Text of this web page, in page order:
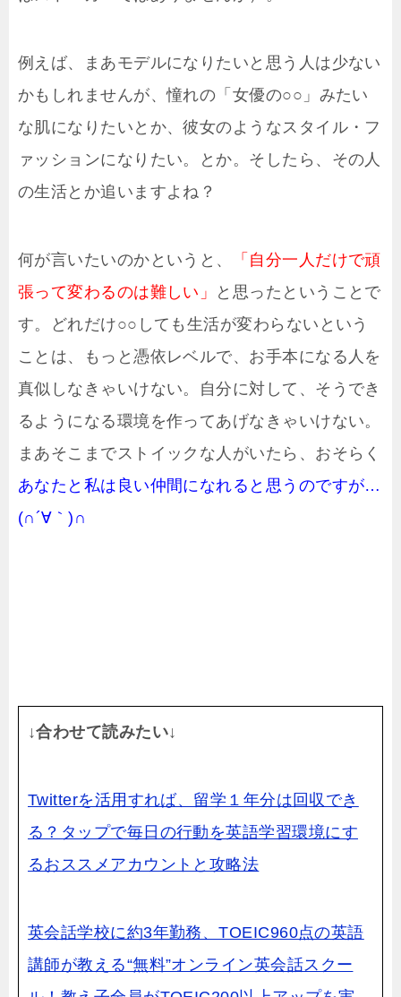
例えば、まあモデルになりたいと思う人は少ない
かもしれませんが、憧れの「女優の○○」みたい
な肌になりたいとか、彼女のようなスタイル・フ
ァッションになりたい。とか。そしたら、その人
の生活とか追いますよね？
何が言いたいのかというと、
「自分一人だけで頑
張って変わるのは難しい」
と思ったということで
す。どれだけ○○しても生活が変わらないという
ことは、もっと憑依レベルで、お手本になる人を
真似しなきゃいけない。自分に対して、そうでき
るようになる環境を作ってあげなきゃいけない。
まあそこまでストイックな人がいたら、おそらく
あなたと私は良い仲間になれると思うのですが…
(∩´∀｀)∩
↓合わせて読みたい↓
Twitterを活用すれば、留学１年分は回収でき
る？タップで毎日の行動を英語学習環境にす
るおススメアカウントと攻略法
英会話学校に約3年勤務、TOEIC960点の英語
講師が教える“無料”オンライン英会話スクー